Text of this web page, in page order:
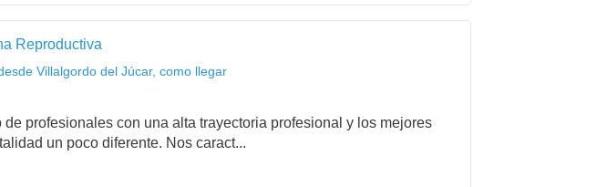
Reproductiva
Villalgordo del Júcar, como llegar
de profesionales con una alta trayectoria profesional y los mejores
un poco diferente. Nos caract...